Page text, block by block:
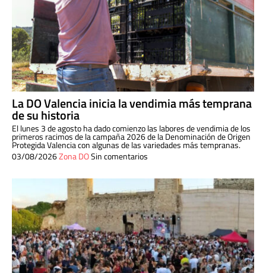
La DO Valencia inicia la vendimia más temprana
de su historia
El lunes 3 de agosto ha dado comienzo las labores de vendimia de los
primeros racimos de la campaña 2026 de la Denominación de Origen
Protegida Valencia con algunas de las variedades más tempranas.
03/08/2026Zona DOSin comentarios